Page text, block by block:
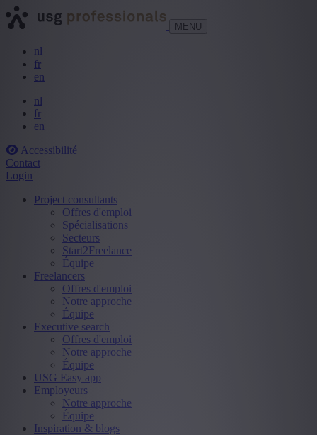
MENU
nl
fr
en
nl
fr
en
Accessibilité
Contact
Login
Project consultants
Offres d'emploi
Spécialisations
Secteurs
Start2Freelance
Équipe
Freelancers
Offres d'emploi
Notre approche
Équipe
Executive search
Offres d'emploi
Notre approche
Équipe
USG Easy app
Employeurs
Notre approche
Équipe
Inspiration & blogs